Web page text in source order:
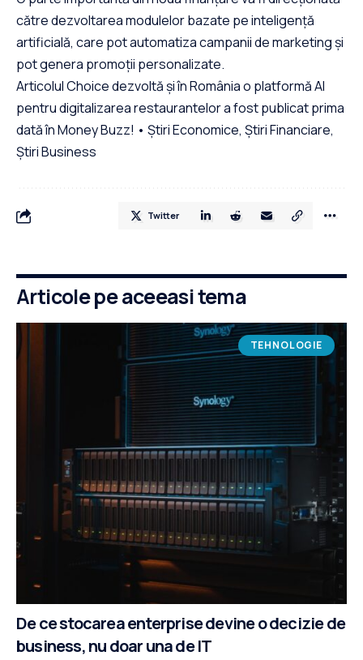
către dezvoltarea modulelor bazate pe inteligență
artificială, care pot automatiza campanii de marketing și
pot genera promoții personalizate.
Articolul Choice dezvoltă și în România o platformă AI
pentru digitalizarea restaurantelor a fost publicat prima
dată în Money Buzz! • Știri Economice, Știri Financiare,
Știri Business
Twitter
Articole pe aceeasi tema
TEHNOLOGIE
De ce stocarea enterprise devine o decizie de
business, nu doar una de IT